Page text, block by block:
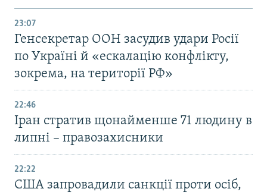
23:07
Генсекретар ООН засудив удари Росії
по Україні й «ескалацію конфлікту,
зокрема, на території РФ»
22:46
Іран стратив щонайменше 71 людину в
липні – правозахисники
22:22
США запровадили санкції проти осіб,